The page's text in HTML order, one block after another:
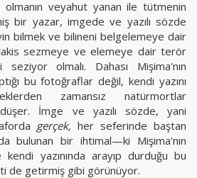
olmanın veyahut yanan ile tütmenin
bir yazar, imgede ve yazılı sözde
bilmek ve bilineni belgelemeye dair
sezmeye ve elemeye dair terör
seziyor olmalı. Dahası Mişima'nın
bu fotoğraflar değil, kendi yazını
zamansız natürmortlar
İmge ve yazılı sözde, yani
gerçek, her seferinde baştan
bulunan bir ihtimal—ki Mişima'nın
yazınında arayıp durduğu bu
de getirmiş gibi görünüyor.